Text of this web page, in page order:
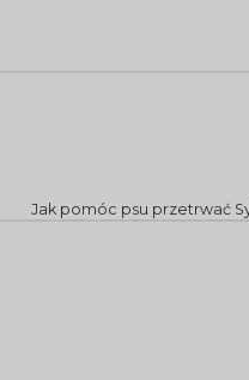
Jak pomóc psu przetrwać